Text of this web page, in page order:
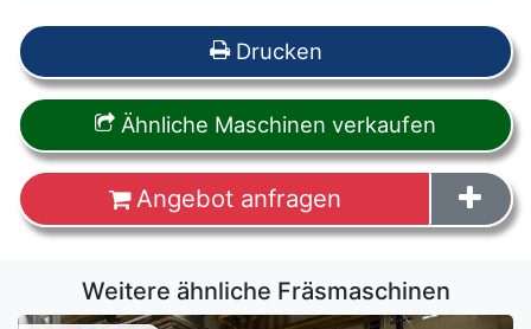
Drucken
Ähnliche Maschinen verkaufen
Angebot anfragen
Weitere ähnliche Fräsmaschinen